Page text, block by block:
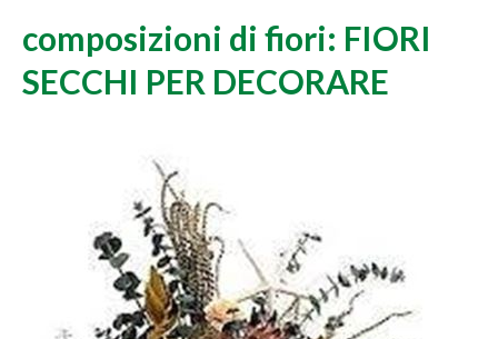
composizioni di fiori: FIORI
SECCHI PER DECORARE